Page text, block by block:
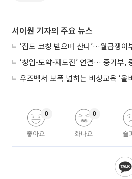
서이원 기자의 주요 뉴스
좋아요
0
화나요
0
슬